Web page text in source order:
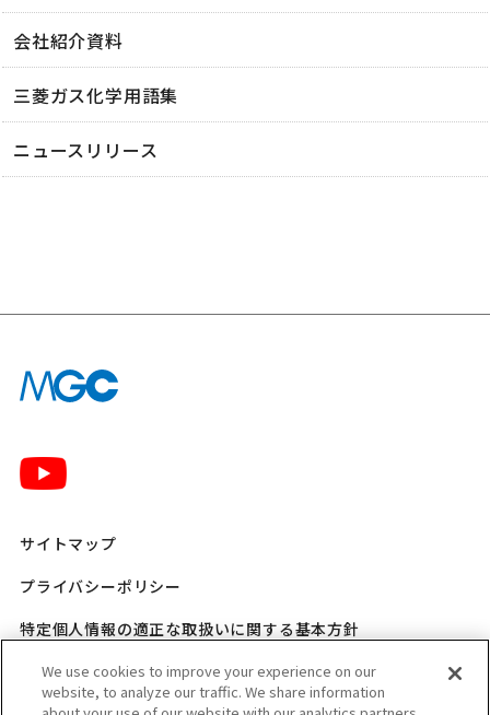
会社紹介資料
三菱ガス化学用語集
ニュースリリース
サイトマップ
プライバシーポリシー
特定個人情報の適正な取扱いに関する基本方針
三菱ガス化学 SNSポリシー
We use cookies to improve your experience on our
website, to analyze our traffic. We share information